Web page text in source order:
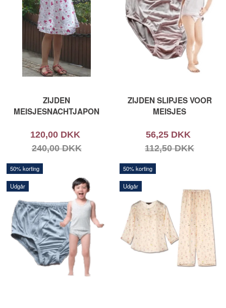
ZIJDEN
MEISJESNACHTJAPON
120,00 DKK
240,00 DKK
ZIJDEN SLIPJES VOOR
MEISJES
56,25 DKK
112,50 DKK
50% korting
Udgår
50% korting
Udgår